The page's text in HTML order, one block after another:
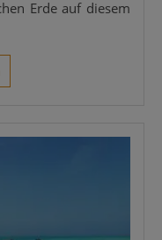
Erde auf die­sem